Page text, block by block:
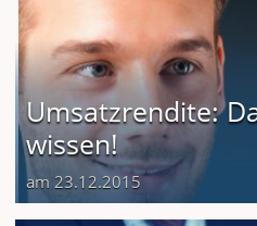
Umsatzrendite:
wissen!
am 23.12.2015